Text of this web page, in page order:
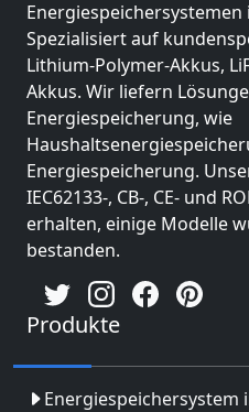
Energiespeichersystemen
Spezialisiert auf
Lithium-Polymer-Akkus,
Akkus. Wir liefern
Energiespeicherung, wie
Energiespeicherung.
IEC62133-, CB-, CE- und
erhalten, einige Modelle
bestanden.
Produkte